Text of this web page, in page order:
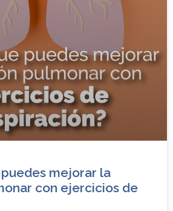
puedes mejorar la
con ejercicios de